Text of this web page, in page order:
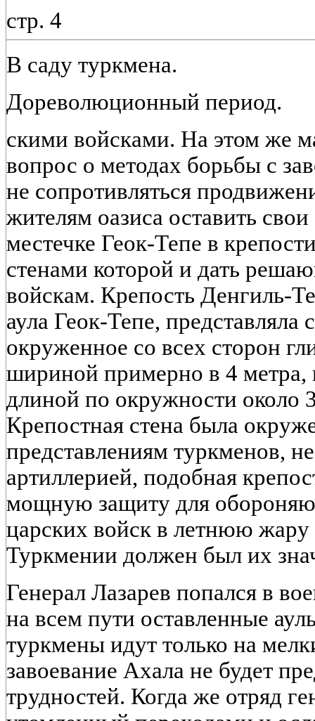
стр. 4
В саду туркмена.
Дореволюционный период.
скими войсками. На этом же
вопрос о методах борьбы с
не сопротивляться
жителям оазиса оставить
местечке Геок-Тепе в
стенами которой и дать
войскам. Крепость Денгиль-
аула Геок-Тепе,
окруженное со всех сторон
шириной примерно в 4
длиной по окружности около
Крепостная стена была
представлениям туркменов,
артиллерией, подобная
мощную защиту для
царских войск в летнюю
Туркмении должен был их
Генерал Лазарев попался в
на всем пути оставленные
туркмены идут только на
завоевание Ахала не будет
трудностей. Когда же отряд